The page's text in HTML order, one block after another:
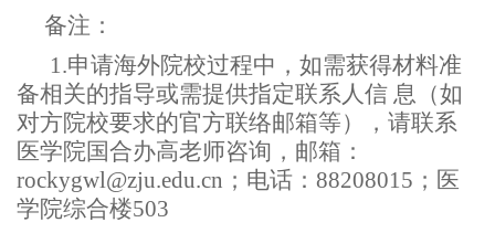
备注：
1.申请海外院校过程中，如需获得材料准
备相关的指导或需提供指定联系人信 息（如
对方院校要求的官方联络邮箱等），请联系
医学院国合办高老师咨询，邮箱：
rockygwl@zju.edu.cn ；电话：88208015 ；医
学院综合楼503